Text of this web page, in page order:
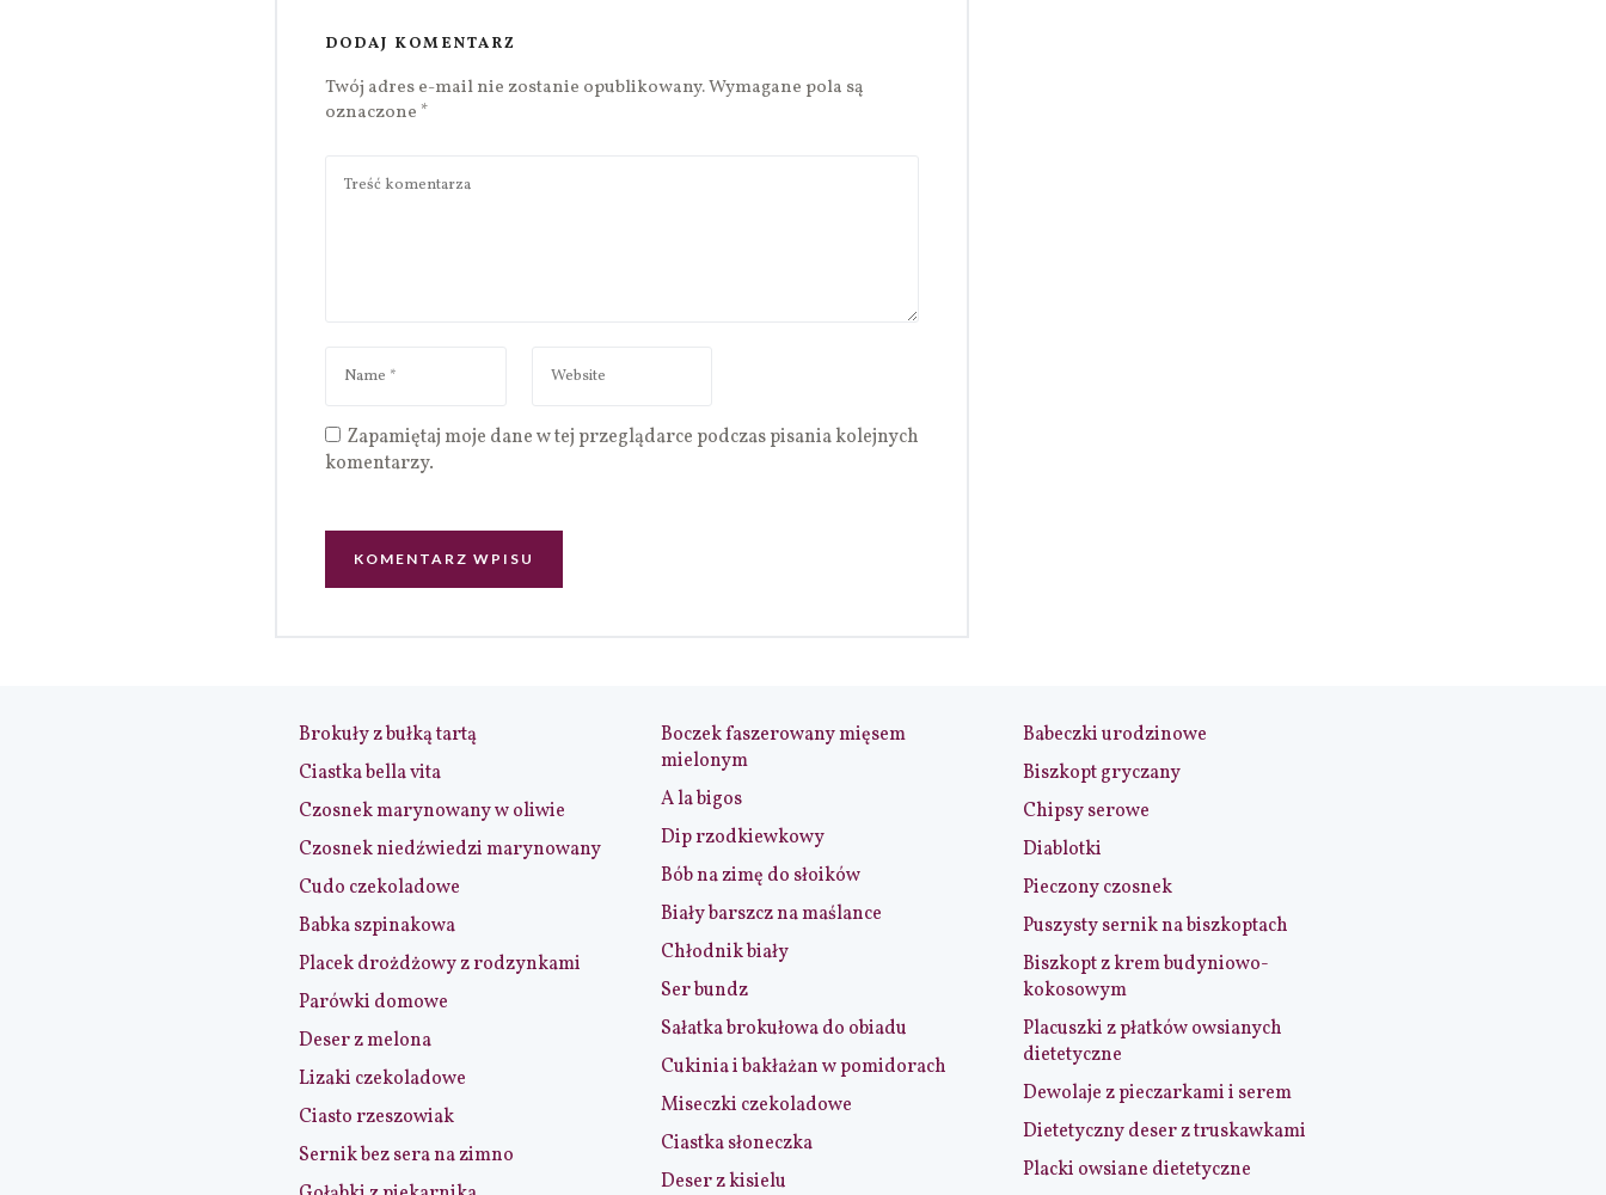
DODAJ KOMENTARZ
Twój adres e-mail nie zostanie opublikowany.Wymagane pola są
oznaczone *
Zapamiętaj moje dane w tej przeglądarce podczas pisania kolejnych
komentarzy.
Brokuły z bułką tartą
Ciastka bella vita
Czosnek marynowany w oliwie
Czosnek niedźwiedzi marynowany
Cudo czekoladowe
Babka szpinakowa
Placek drożdżowy z rodzynkami
Parówki domowe
Deser z melona
Lizaki czekoladowe
Ciasto rzeszowiak
Sernik bez sera na zimno
Boczek faszerowany mięsem
mielonym
A la bigos
Dip rzodkiewkowy
Bób na zimę do słoików
Biały barszcz na maślance
Chłodnik biały
Ser bundz
Sałatka brokułowa do obiadu
Cukinia i bakłażan w pomidorach
Miseczki czekoladowe
Ciastka słoneczka
Deser z kisielu
Babeczki urodzinowe
Biszkopt gryczany
Chipsy serowe
Diablotki
Pieczony czosnek
Puszysty sernik na biszkoptach
Biszkopt z krem budyniowo-
kokosowym
Placuszki z płatków owsianych
dietetyczne
Dewolaje z pieczarkami i serem
Dietetyczny deser z truskawkami
Placki owsiane dietetyczne